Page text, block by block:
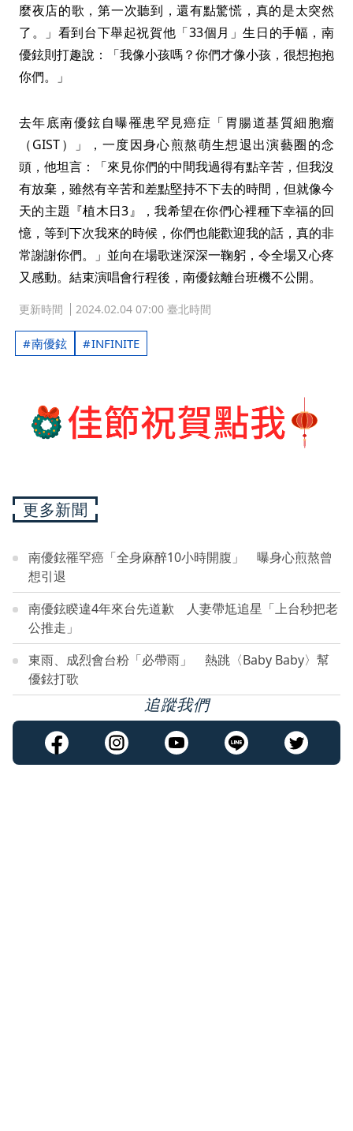
麼夜店的歌，第一次聽到，還有點驚慌，真的是太突然
了。」看到台下舉起祝賀他「33個月」生日的手幅，南
優鉉則打趣說：「我像小孩嗎？你們才像小孩，很想抱抱
你們。」
去年底南優鉉自曝罹患罕見癌症「胃腸道基質細胞瘤
（GIST）」，一度因身心煎熬萌生想退出演藝圈的念
頭，他坦言：「來見你們的中間我過得有點辛苦，但我沒
有放棄，雖然有辛苦和差點堅持不下去的時間，但就像今
天的主題『植木日3』，我希望在你們心裡種下幸福的回
憶，等到下次我來的時候，你們也能歡迎我的話，真的非
常謝謝你們。」並向在場歌迷深深一鞠躬，令全場又心疼
又感動。結束演唱會行程後，南優鉉離台班機不公開。
更新時間 2024.02.04 07:00 臺北時間
南優鉉 INFINITE
更多新聞
南優鉉罹罕癌「全身麻醉10小時開腹」 曝身心煎熬曾
想引退
南優鉉睽違4年來台先道歉 人妻帶尪追星「上台秒把老
公推走」
東雨、成烈會台粉「必帶雨」 熱跳〈Baby Baby〉幫
優鉉打歌
追蹤我們